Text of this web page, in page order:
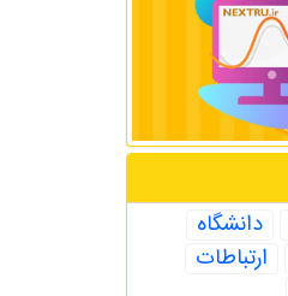
دانشگاه
ارتباطات